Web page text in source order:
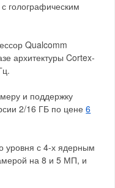
голографическим
Qualcomm
архитектуры Cortex-
и поддержку
2/16 ГБ по цене6
уровня с 4-х ядерным
на 8 и 5 МП, и